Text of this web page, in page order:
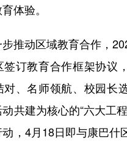
一带一路
天津 河北
吉林 上海
体验。
动区域教育合作，
签订教育合作框架协议
对、名师领航、校园长
共建为核心的“六大工
，4月18日即与康巴什